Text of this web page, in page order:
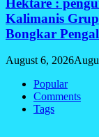
Hektare :
Kalimanis
Bongkar
August 6, 2026
Popular
Comments
Tags